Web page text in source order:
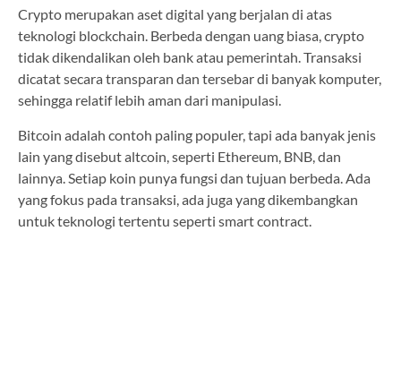
Crypto merupakan aset digital yang berjalan di atas
teknologi blockchain. Berbeda dengan uang biasa, crypto
tidak dikendalikan oleh bank atau pemerintah. Transaksi
dicatat secara transparan dan tersebar di banyak komputer,
sehingga relatif lebih aman dari manipulasi.
Bitcoin adalah contoh paling populer, tapi ada banyak jenis
lain yang disebut altcoin, seperti Ethereum, BNB, dan
lainnya. Setiap koin punya fungsi dan tujuan berbeda. Ada
yang fokus pada transaksi, ada juga yang dikembangkan
untuk teknologi tertentu seperti smart contract.